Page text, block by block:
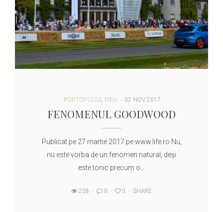
PORTOFOLIUL MEU 02 NOV 2017
FENOMENUL GOODWOOD
Publicat pe 27 martie 2017 pe www.life.ro Nu,
nu este vorba de un fenomen natural, deşi
este tonic precum o…
258 0 0 SHARE